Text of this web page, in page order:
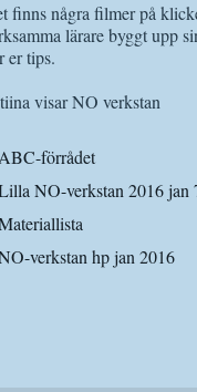
finns några filmer på
lärare byggt upp
er tips.
ABC-förrådet
NO-verkstan 2016 jan
verkstan hp jan 2016